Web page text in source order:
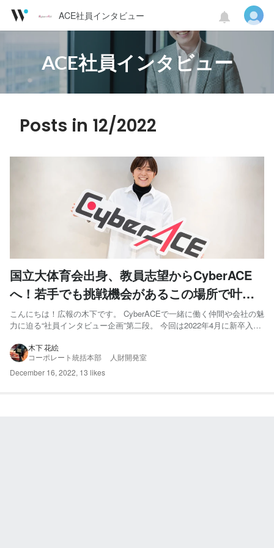
ACE社員インタビュー
ACE社員インタビュー
Posts in 12/2022
国立大体育会出身、教員志望からCyberACE
へ！若手でも挑戦機会があるこの場所で叶え
たい夢
こんにちは！広報の木下です。 CyberACEで一緒に働く仲間や会社の魅
力に迫る“社員インタビュー企画”第二段。 今回は2022年4月に新卒入社
さんにインタビュー！地方の国立大学出身で、元々は教員を目指してい
たという吉田さん。CyberACEに興味を...
木下 花絵
コーポレート統括本部 人財開発室
December 16, 2022, 13 likes